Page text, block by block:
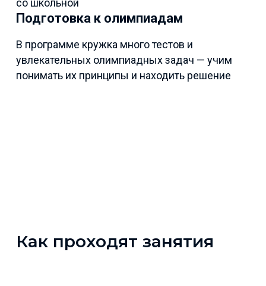
со школьной
Подготовка к олимпиадам
В программе кружка много тестов и
увлекательных олимпиадных задач — учим
понимать их принципы и находить решение
Как проходят занятия